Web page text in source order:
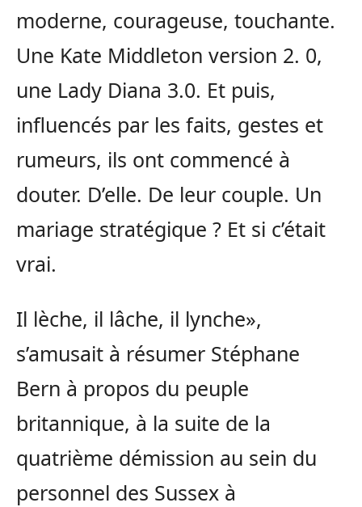
moderne, courageuse, touchante.
Une Kate Middleton version 2. 0,
une Lady Diana 3.0. Et puis,
influencés par les faits, gestes et
rumeurs, ils ont commencé à
douter. D’elle. De leur couple. Un
mariage stratégique ? Et si c’était
vrai.
Il lèche, il lâche, il lynche»,
s’amusait à résumer Stéphane
Bern à propos du peuple
britannique, à la suite de la
quatrième démission au sein du
personnel des Sussex à